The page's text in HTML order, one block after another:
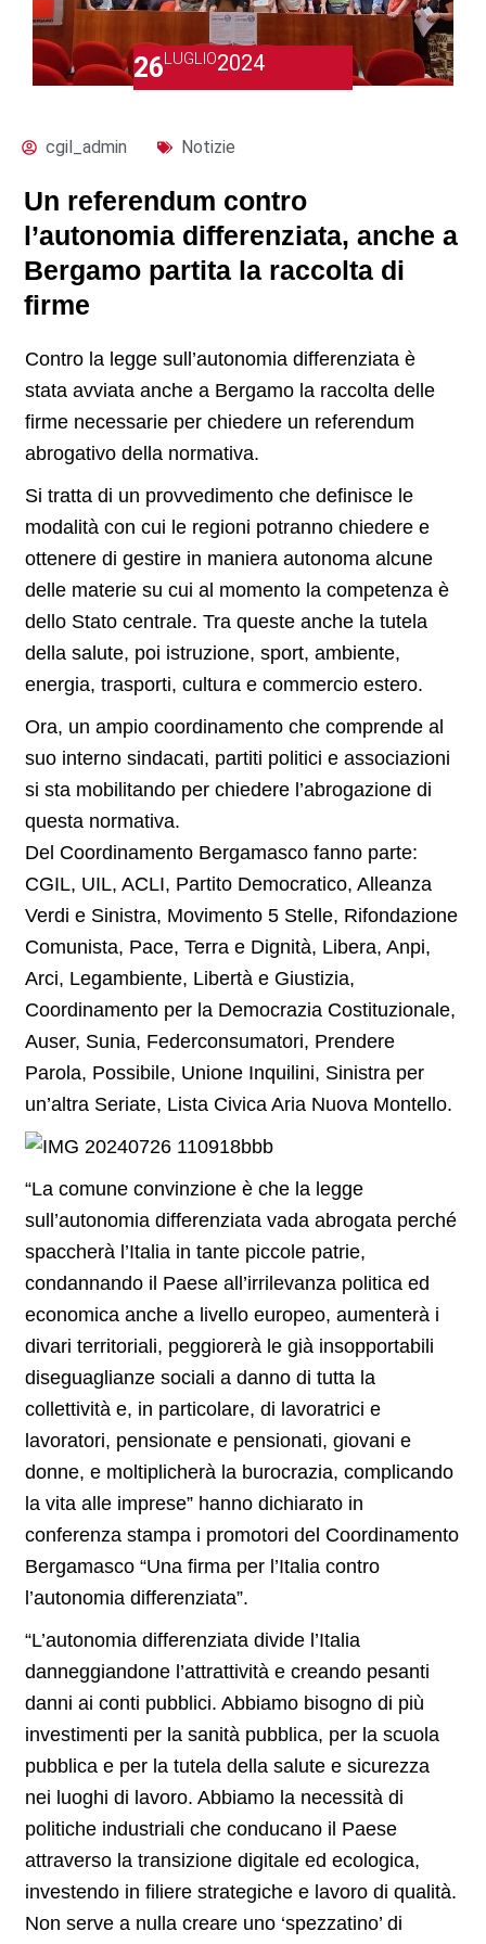
26LUGLIO2024
cgil_admin Notizie
Un referendum contro
l’autonomia differenziata, anche a
Bergamo partita la raccolta di
firme
Contro la legge sull’autonomia differenziata è
stata avviata anche a Bergamo la raccolta delle
firme necessarie per chiedere un referendum
abrogativo della normativa.
Si tratta di un provvedimento che definisce le
modalità con cui le regioni potranno chiedere e
ottenere di gestire in maniera autonoma alcune
delle materie su cui al momento la competenza è
dello Stato centrale. Tra queste anche la tutela
della salute, poi istruzione, sport, ambiente,
energia, trasporti, cultura e commercio estero.
Ora, un ampio coordinamento che comprende al
suo interno sindacati, partiti politici e associazioni
si sta mobilitando per chiedere l’abrogazione di
questa normativa.
Del Coordinamento Bergamasco fanno parte:
CGIL, UIL, ACLI, Partito Democratico, Alleanza
Verdi e Sinistra, Movimento 5 Stelle, Rifondazione
Comunista, Pace, Terra e Dignità, Libera, Anpi,
Arci, Legambiente, Libertà e Giustizia,
Coordinamento per la Democrazia Costituzionale,
Auser, Sunia, Federconsumatori, Prendere
Parola, Possibile, Unione Inquilini, Sinistra per
un’altra Seriate, Lista Civica Aria Nuova Montello.
“La comune convinzione è che la legge
sull’autonomia differenziata vada abrogata perché
spaccherà l’Italia in tante piccole patrie,
condannando il Paese all’irrilevanza politica ed
economica anche a livello europeo, aumenterà i
divari territoriali, peggiorerà le già insopportabili
diseguaglianze sociali a danno di tutta la
collettività e, in particolare, di lavoratrici e
lavoratori, pensionate e pensionati, giovani e
donne, e moltiplicherà la burocrazia, complicando
la vita alle imprese” hanno dichiarato in
conferenza stampa i promotori del Coordinamento
Bergamasco “Una firma per l’Italia contro
l’autonomia differenziata”.
“L’autonomia differenziata divide l’Italia
danneggiandone l’attrattività e creando pesanti
danni ai conti pubblici. Abbiamo bisogno di più
investimenti per la sanità pubblica, per la scuola
pubblica e per la tutela della salute e sicurezza
nei luoghi di lavoro. Abbiamo la necessità di
politiche industriali che conducano il Paese
attraverso la transizione digitale ed ecologica,
investendo in filiere strategiche e lavoro di qualità.
Non serve a nulla creare uno ‘spezzatino’ di